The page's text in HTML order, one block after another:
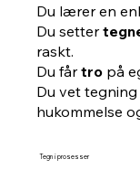
Du lærer en
Du setter
raskt.
Du fårtro på
Du vet
hukommelse
Tegn i prosesser